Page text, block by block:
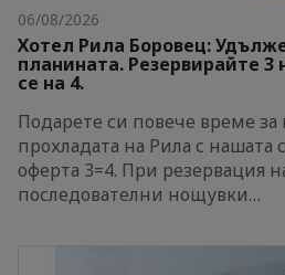
06/08/2026
Хотел Рила Боровец:
планината. Резервирайте
се на 4.
Подарете си повече време за
прохладата на Рила с
оферта 3=4. При резервация
последователни нощувки…